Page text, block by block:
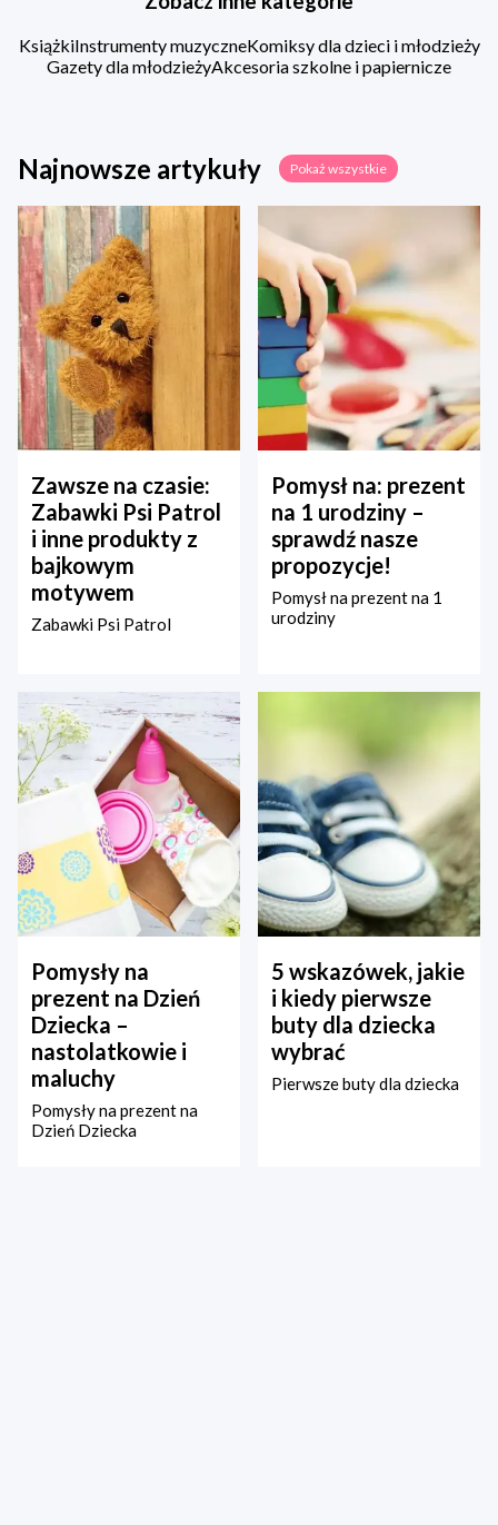
KsiążkiInstrumenty muzyczneKomiksy dla dzieci i młodzieży
Gazety dla młodzieżyAkcesoria szkolne i papiernicze
Najnowsze artykuły Pokaż wszystkie
Zawsze na czasie:
Zabawki Psi Patrol
i inne produkty z
bajkowym
motywem
Zabawki Psi Patrol
Pomysł na: prezent
na 1 urodziny –
sprawdź nasze
propozycje!
Pomysł na prezent na 1
urodziny
Pomysły na
prezent na Dzień
Dziecka –
nastolatkowie i
maluchy
Pomysły na prezent na
Dzień Dziecka
5 wskazówek, jakie
i kiedy pierwsze
buty dla dziecka
wybrać
Pierwsze buty dla dziecka